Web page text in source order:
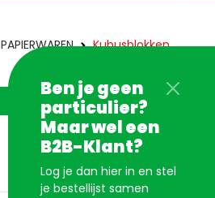
Ben je geen
particulier?
Maar wel een
B2B-Klant?
Log je dan hier in en stel
je bestellijst samen
PAPIERWAREN Kubusblokken